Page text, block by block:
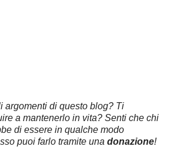
argomenti di questo blog? Ti
a mantenerlo in vita? Senti che chi
di essere in qualche modo
puoi farlo tramite una donazione!